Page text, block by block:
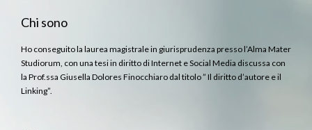
Chi sono
Ho conseguito la laurea magistrale in giurisprudenza presso l’Alma Mater
Studiorum, con una tesi in diritto di Internet e Social Media discussa con
la Prof.ssa Giusella Dolores Finocchiaro dal titolo ” Il diritto d’autore e il
Linking”.